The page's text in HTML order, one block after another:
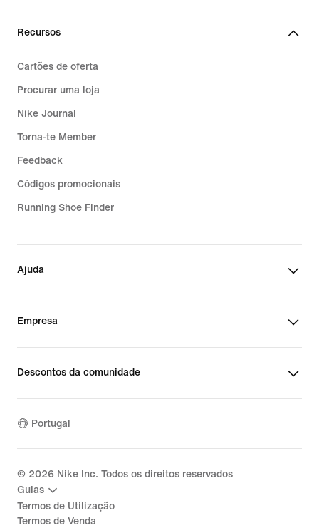
Recursos
Cartões de oferta
Procurar uma loja
Nike Journal
Torna-te Member
Feedback
Códigos promocionais
Running Shoe Finder
Ajuda
Empresa
Descontos da comunidade
Portugal
© 2026 Nike Inc. Todos os direitos reservados
Guias
Termos de Utilização
Termos de Venda